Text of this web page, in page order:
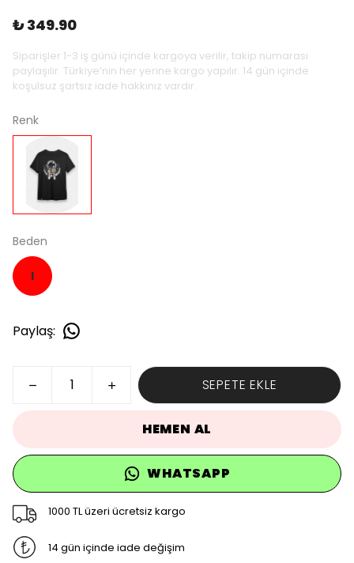
₺ 349.90
Siparişler 1-3 iş günü içinde kargoya verilir, takip numarası
paylaşılır. Türkiye’nin her yerine kargo yapılır. 14 gün içinde
koşulsuz şartsız iade hakkınız vardır.
Renk
Beden
l
Paylaş:
SEPETE EKLE
HEMEN AL
WHATSAPP
1000 TL üzeri ücretsiz kargo
14 gün içinde iade değişim